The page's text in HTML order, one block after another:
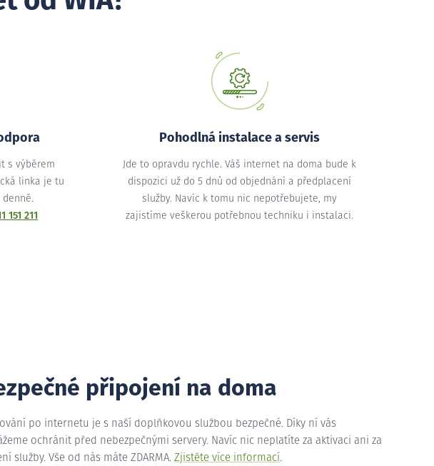
s výběrem
linka je tu
151 211
Pohodlná instalace a servis
Jde to opravdu rychle. Váš internet na doma bude k
dispozici už do 5 dnů od objednání a předplacení
služby. Navíc k tomu nic nepotřebujete, my
zajistíme veškerou potřebnou techniku i instalaci.
připojení na doma
po internetu je s naší doplňkovou službou bezpečné. Díky ní vás
ochránit před nebezpečnými servery. Navíc nic neplatíte za aktivaci ani za
služby. Vše od nás máte ZDARMA. Zjistěte více informací.